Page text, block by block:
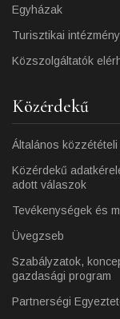
Egyházak
Turisztikai
Közszolgáltatók
Közérdekű
Általános
Közérdekű
adott válaszok
Tevékenységek és
Üvegzseb
Szabályzatok,
gazdasági program
Partnerségi